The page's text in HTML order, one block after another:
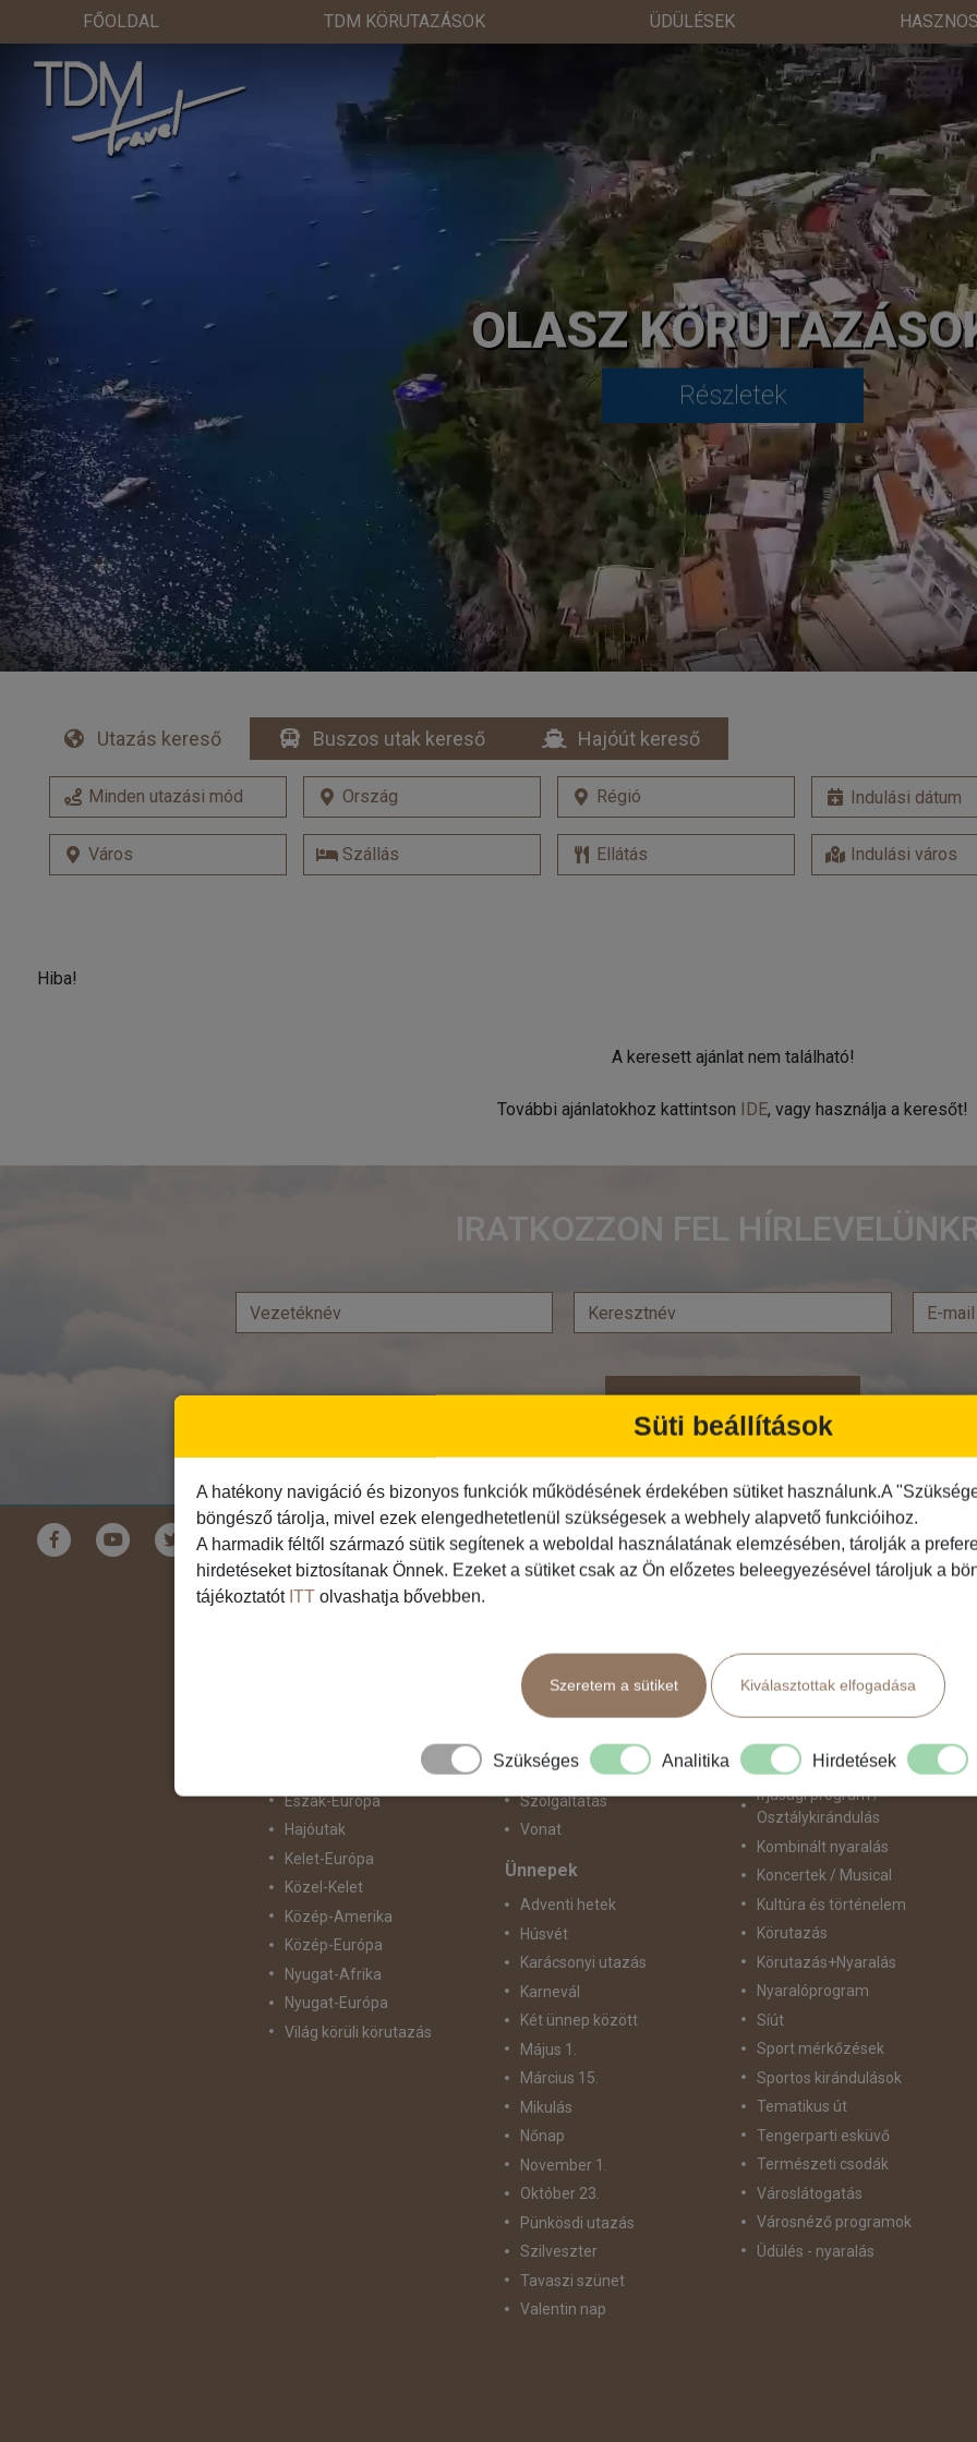
FŐOLDAL TDM KÖRUTAZÁSOK ÜDÜLÉSEK
OLASZ
Részletek
Utazás kereső Buszos utak kereső Hajóút kereső
Hiba!
A keresett ajánlat nem található!
További ajánlatokhoz kattintson IDE, vagy használja a keresőt!
IRATKOZZON FEL
Feliratkozás
Földrészek
Ausztrália
Ázsia
Észak-Európa
Hajóutak
Kelet-Európa
Közel-Kelet
Közép-Amerika
Közép-Európa
Nyugat-Afrika
Nyugat-Európa
Világ körüli körutazás
Közlekedés
Busszal
Fly & Drive
Hajó
repülő+busz
repülő+hajó
Repülővel
Szolgáltatás
Vonat
Ünnepek
Adventi hetek
Húsvét
Karácsonyi utazás
Karnevál
Két ünnep között
Május 1.
Március 15.
Mikulás
Nőnap
November 1.
Október 23.
Pünkösdi utazás
Szilveszter
Tavaszi szünet
Valentin nap
Programtípus
1 napos utak
Egzotikus út
Fesztiválok
Golfút
Gyalogtúra
Hajóút
Ifjúsági program /
Osztálykirándulás
Kombinált nyaralás
Koncertek / Musical
Kultúra és történelem
Körutazás
Körutazás+Nyaralás
Nyaralóprogram
Síút
Sport mérkőzések
Sportos kirándulások
Tematikus út
Tengerparti esküvő
Természeti csodák
Városlátogatás
Városnéző programok
Üdülés - nyaralás
Süti beállítások
A hatékony navigáció és bizonyos funkciók működésének érdekében sütiket használunk.A
böngésző tárolja, mivel ezek elengedhetetlenül szükségesek a webhely alapvető funkcióihoz.
A harmadik féltől származó sütik segítenek a weboldal használatának elemzésében, tárolják a
hirdetéseket biztosítanak Önnek. Ezeket a sütiket csak az Ön előzetes beleegyezésével tároljuk a
tájékoztatót ITT olvashatja bővebben.
Szeretem a sütiket Kiválasztottak elfogadása
Szükséges Analitika Hirdetések